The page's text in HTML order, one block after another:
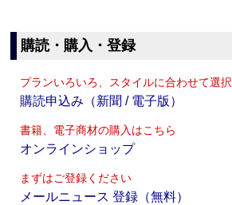
購読・購入・登録
プランいろいろ、スタイルに合わせて選択
購読申込み（新聞 / 電子版）
書籍、電子商材の購入はこちら
オンラインショップ
まずはご登録ください
メールニュース 登録（無料）